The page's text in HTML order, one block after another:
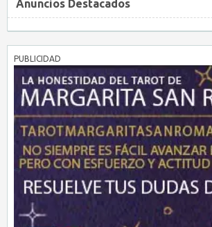
Anuncios Destacados
PUBLICIDAD